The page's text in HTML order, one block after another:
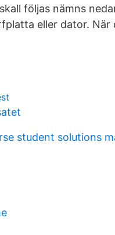
följas nämns
eller dator.
student solutions